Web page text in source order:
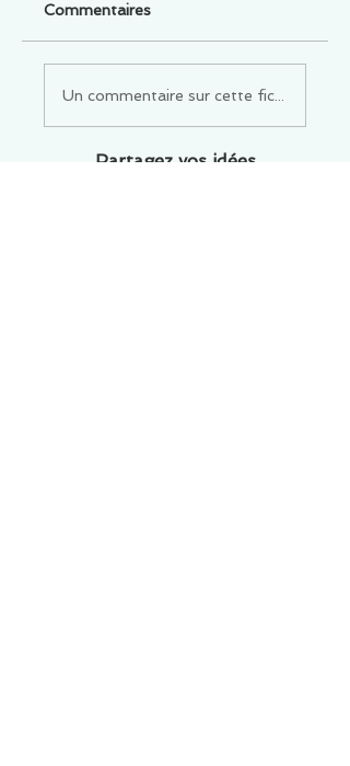
Commentaires
Un commentaire sur cette fiche ou cet
Partagez vos idées